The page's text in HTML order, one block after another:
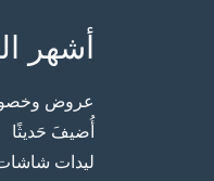
أشهر
عروض
أُضيفَ حَديثًا
ليدات